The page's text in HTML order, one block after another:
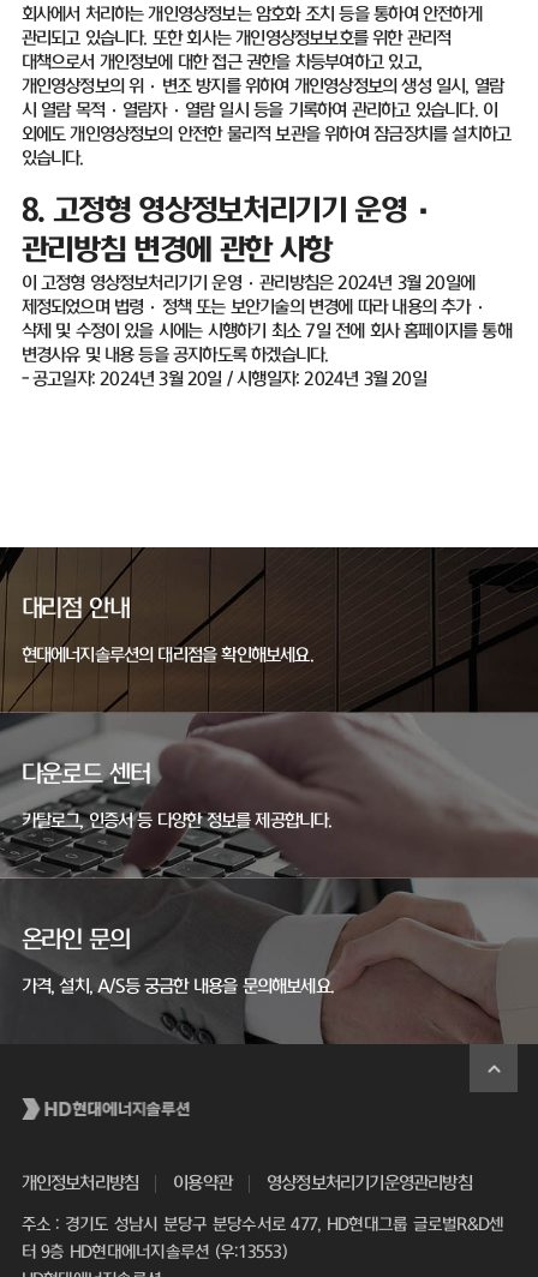
회사에서 처리하는 개인영상정보는 암호화 조치 등을 통하여 안전하게
관리되고 있습니다. 또한 회사는 개인영상정보보호를 위한 관리적
대책으로서 개인정보에 대한 접근 권한을 차등부여하고 있고,
개인영상정보의 위 · 변조 방지를 위하여 개인영상정보의 생성 일시 , 열람
시 열람 목적·열람자·열람 일시 등을 기록하여 관리하고 있습니다. 이
외에도 개인영상정보의 안전한 물리적 보관을 위하여 잠금장치를 설치하고
있습니다.
8. 고정형 영상정보처리기기 운영·
관리방침 변경에 관한 사항
이 고정형 영상정보처리기기 운영·관리방침은2024년 3월20일에
제정되었으며 법령 · 정책 또는 보안기술의 변경에 따라 내용의 추가·
삭제 및 수정이 있을 시에는 시행하기 최소7일 전에 회사 홈페이지를 통해
변경사유 및 내용 등을 공지하도록 하겠습니다.
-공고일자: 2024년3월 20일 /시행일자: 2024년 3월20일
대리점 안내
현대에너지솔루션의 대리점을 확인해보세요.
다운로드 센터
카탈로그, 인증서 등 다양한 정보를 제공합니다.
온라인 문의
가격, 설치, A/S등 궁금한 내용을 문의해보세요.
개인정보처리방침 이용약관 영상정보처리기기운영관리방침
주소 : 경기도 성남시 분당구 분당수서로 477, HD현대그룹 글로벌R&D센
터 9층 HD현대에너지솔루션 (우:13553)